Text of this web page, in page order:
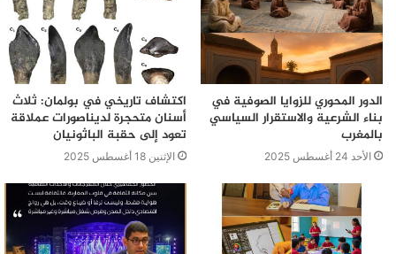
الدور المحوري للزوايا الصوفية في
بناء الشرعية والاستقرار السياسي
بالمغرب
الأحد 24 أغسطس 2025
اكتشاف تاريخي في بولمان: ثلاث
أسنان متحجرة لديناصورات عملاقة
تعود إلى حقبة الباثونيان
الإثنين 18 أغسطس 2025